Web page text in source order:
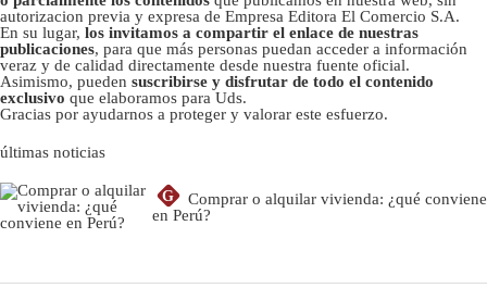
autorizacion previa y expresa de Empresa Editora El Comercio S.A.
En su lugar, los invitamos a compartir el enlace de nuestras
publicaciones, para que más personas puedan acceder a información
veraz y de calidad directamente desde nuestra fuente oficial.
Asimismo, pueden suscribirse y disfrutar de todo el contenido
exclusivo que elaboramos para Uds.
Gracias por ayudarnos a proteger y valorar este esfuerzo.
últimas noticias
G
Comprar o alquilar vivienda: ¿qué conviene
en Perú?